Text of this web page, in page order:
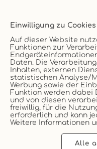
Einwilligung zu
Auf dieser Website
Funktionen zur
Daten. Die
Inhalten, externen
statistischen Analyse/
Werbung sowie der
Funktion werden dabei
und von diesen
freiwillig, für die
erforderlich und kann
Weitere Informationen
Alle
Vertrag widerrufen
Service
Kontakt
Unternehmen
Erstinformation
AGB
Cookie
2026 © vs.